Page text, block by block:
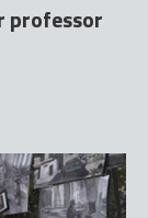
professor